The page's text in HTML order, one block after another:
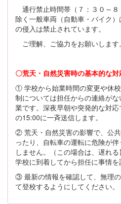
通行禁止時間帯（７：３０～
除く一般車両（自動車・バイク
の侵入は禁止されています。
ご理解、ご協力をお願いします。
〇荒天・自然災害時の基本的な対
① 学校から始業時間の変更や休
制については担任からの連絡が
業です。深夜早朝や突発的な対
の15:00に一斉送信します。
② 荒天・自然災害の影響で、公
ったり、自転車の運転に危険が
しません。（この場合は、遅れる
学校に到着してから担任に事情を
③ 最新の情報を確認して、無理
て登校するようにしてください。